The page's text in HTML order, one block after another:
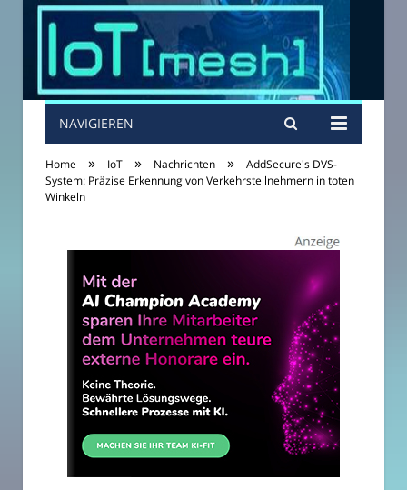
NAVIGIEREN
Home » IoT » Nachrichten »
AddSecure's DVS-
System: Präzise Erkennung von Verkehrsteilnehmern in toten
Winkeln